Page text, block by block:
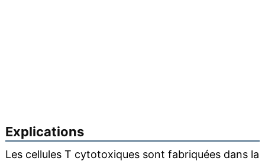
Explications
Les cellules T cytotoxiques sont fabriquées dans la